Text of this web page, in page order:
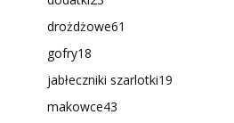
drożdżowe61
gofry18
jabłeczniki szarlotki19
makowce43